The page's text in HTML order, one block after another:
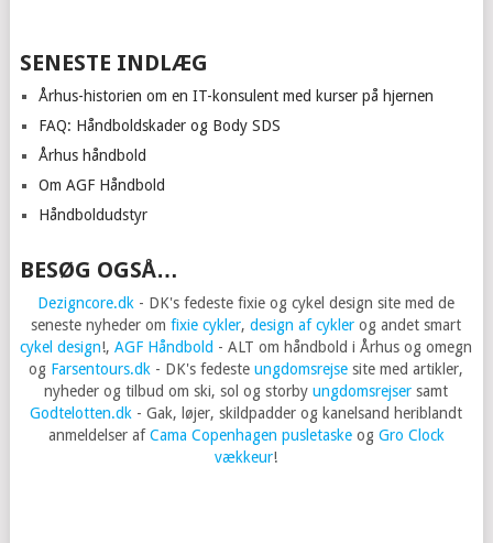
SENESTE INDLÆG
Århus-historien om en IT-konsulent med kurser på hjernen
FAQ: Håndboldskader og Body SDS
Århus håndbold
Om AGF Håndbold
Håndboldudstyr
BESØG OGSÅ…
Dezigncore.dk - DK's fedeste fixie og cykel design site med de
seneste nyheder omfixie cykler,design af cykler og andet smart
cykel design!,AGF Håndbold - ALT om håndbold i Århus og omegn
og Farsentours.dk - DK's fedesteungdomsrejse site med artikler,
nyheder og tilbud om ski, sol og storbyungdomsrejser samt
Godtelotten.dk - Gak, løjer, skildpadder og kanelsand heriblandt
anmeldelser afCama Copenhagen pusletaskeog Gro Clock
vækkeur!